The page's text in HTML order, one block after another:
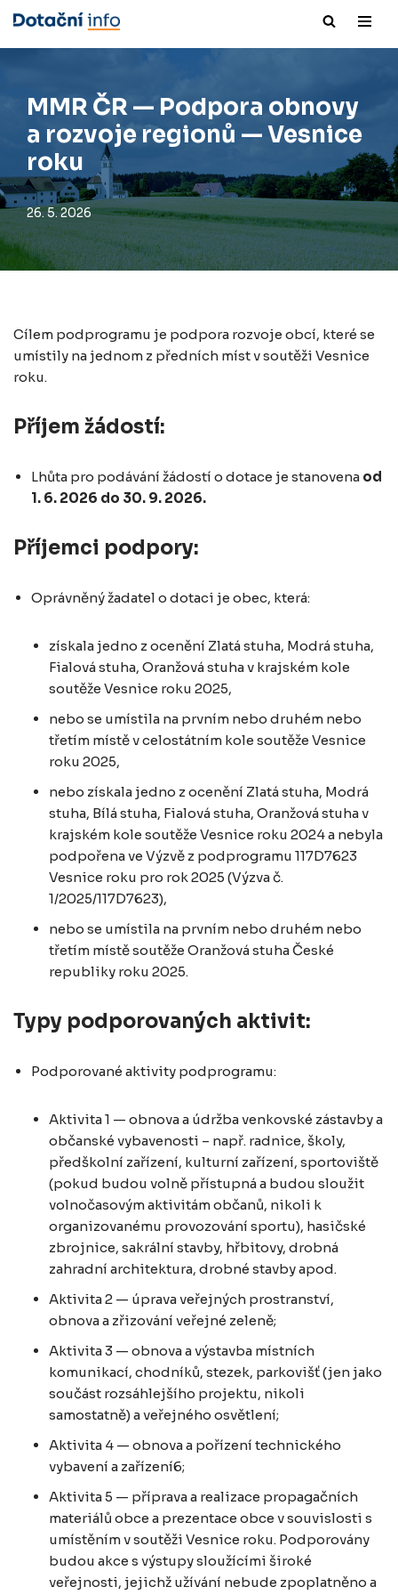
Přeskočit
MMR ČR — Podpora obnovy
a rozvoje regionů — Vesnice
roku
26. 5. 2026
Cílem podprogramu je podpora rozvoje obcí, které se
umístily na jednom z předních míst v soutěži Vesnice
roku.
Příjem žádostí:
Lhůta pro podávání žádostí o dotace je stanovena od
1. 6. 2026 do 30. 9. 2026.
Příjemci podpory:
Oprávněný žadatel o dotaci je obec, která:
získala jedno z ocenění Zlatá stuha, Modrá stuha,
Fialová stuha, Oranžová stuha v krajském kole
soutěže Vesnice roku 2025,
nebo se umístila na prvním nebo druhém nebo
třetím místě v celostátním kole soutěže Vesnice
roku 2025,
nebo získala jedno z ocenění Zlatá stuha, Modrá
stuha, Bílá stuha, Fialová stuha, Oranžová stuha v
krajském kole soutěže Vesnice roku 2024 a nebyla
podpořena ve Výzvě z podprogramu 117D7623
Vesnice roku pro rok 2025 (Výzva č.
1/2025/117D7623),
nebo se umístila na prvním nebo druhém nebo
třetím místě soutěže Oranžová stuha České
republiky roku 2025.
Typy podporovaných aktivit:
Podporované aktivity podprogramu:
Aktivita 1 — obnova a údržba venkovské zástavby a
občanské vybavenosti – např. radnice, školy,
předškolní zařízení, kulturní zařízení, sportoviště
(pokud budou volně přístupná a budou sloužit
volnočasovým aktivitám občanů, nikoli k
organizovanému provozování sportu), hasičské
zbrojnice, sakrální stavby, hřbitovy, drobná
zahradní architektura, drobné stavby apod.
Aktivita 2 — úprava veřejných prostranství,
obnova a zřizování veřejné zeleně;
Aktivita 3 — obnova a výstavba místních
komunikací, chodníků, stezek, parkovišť (jen jako
součást rozsáhlejšího projektu, nikoli
samostatně) a veřejného osvětlení;
Aktivita 4 — obnova a pořízení technického
vybavení a zařízení6;
Aktivita 5 — příprava a realizace propagačních
materiálů obce a prezentace obce v souvislosti s
umístěním v soutěži Vesnice roku. Podporovány
budou akce s výstupy sloužícími široké
veřejnosti, jejichž užívání nebude zpoplatněno a